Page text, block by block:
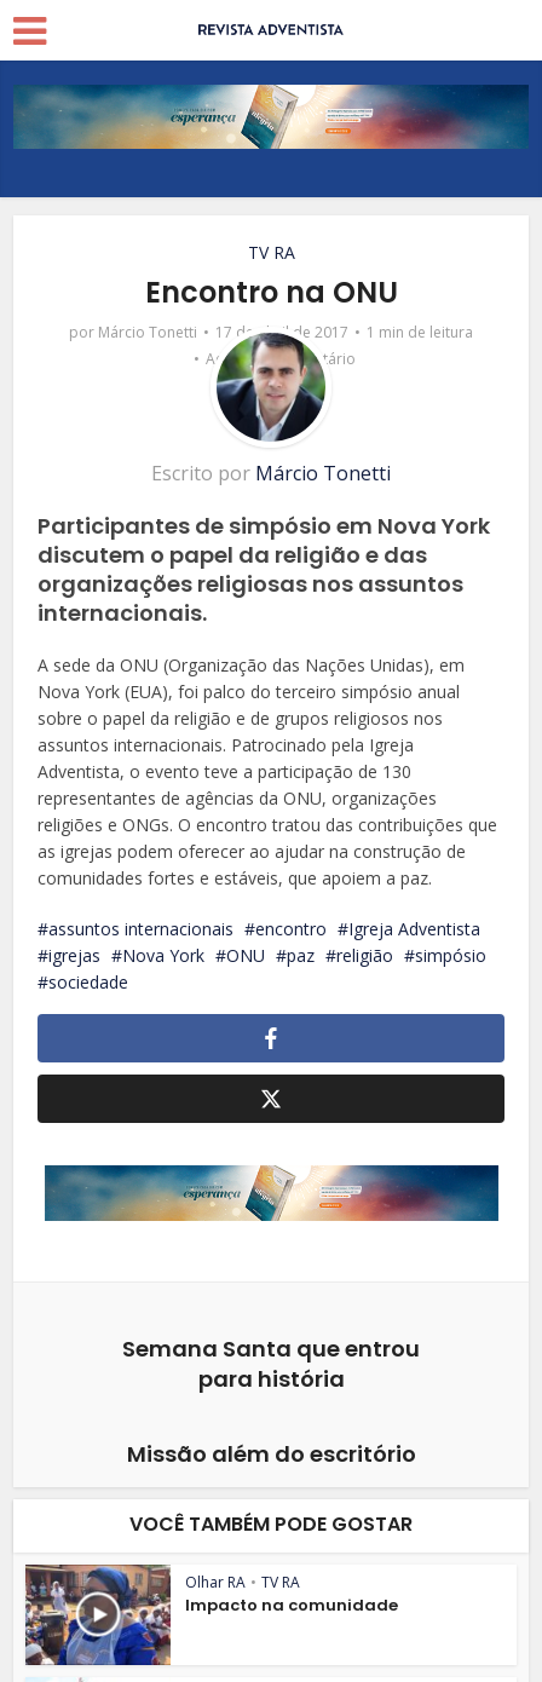
TV RA
Encontro na ONU
por Márcio Tonetti 17 de abril de 2017
1 min de leitura
Adicionar comentário
Escrito por Márcio Tonetti
Participantes de simpósio em Nova York
discutem o papel da religião e das
organizações religiosas nos assuntos
internacionais.
A sede da ONU (Organização das Nações Unidas), em
Nova York (EUA), foi palco do terceiro simpósio anual
sobre o papel da religião e de grupos religiosos nos
assuntos internacionais. Patrocinado pela Igreja
Adventista, o evento teve a participação de 130
representantes de agências da ONU, organizações
religiões e ONGs. O encontro tratou das contribuições que
as igrejas podem oferecer ao ajudar na construção de
comunidades fortes e estáveis, que apoiem a paz.
assuntos internacionais encontro
Igreja Adventista
igrejas
Nova York ONU paz religião
simpósio
sociedade
Semana Santa que entrou
para história
Missão além do escritório
VOCÊ TAMBÉM PODE GOSTAR
Olhar RA • TV RA
Impacto na comunidade